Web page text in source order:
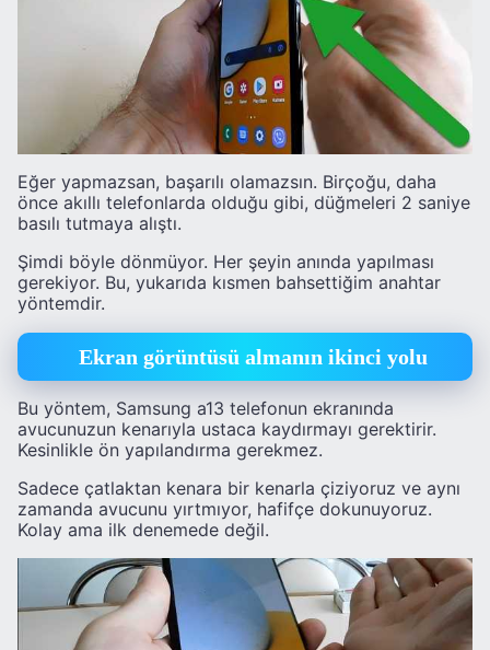
Eğer yapmazsan, başarılı olamazsın. Birçoğu, daha
önce akıllı telefonlarda olduğu gibi, düğmeleri 2 saniye
basılı tutmaya alıştı.
Şimdi böyle dönmüyor. Her şeyin anında yapılması
gerekiyor. Bu, yukarıda kısmen bahsettiğim anahtar
yöntemdir.
Ekran görüntüsü almanın ikinci yolu
Bu yöntem, Samsung a13 telefonun ekranında
avucunuzun kenarıyla ustaca kaydırmayı gerektirir.
Kesinlikle ön yapılandırma gerekmez.
Sadece çatlaktan kenara bir kenarla çiziyoruz ve aynı
zamanda avucunu yırtmıyor, hafifçe dokunuyoruz.
Kolay ama ilk denemede değil.